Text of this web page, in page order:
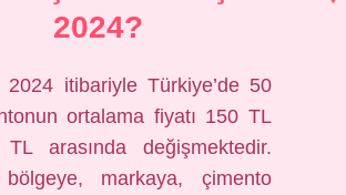
2024?
2024 itibariyle Türkiye’de 50
ortalama fiyatı 150 TL
arasında değişmektedir.
markaya, çimento